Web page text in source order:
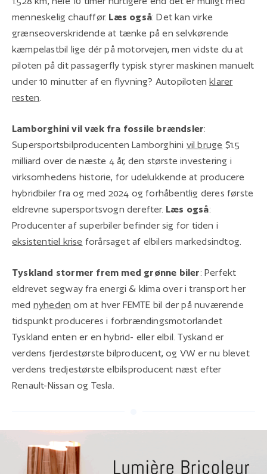
menneskelig chauffør. Læs også: Det kan virke
grænseoverskridende at tænke på en selvkørende
kæmpelastbil lige dér på motorvejen, men vidste du at
piloten på dit passagerfly typisk styrer maskinen manuelt
under 10 minutter af en flyvning? Autopilotenklarer
resten
Lamborghini vil væk fra fossile brændsler:
Supersportsbilproducenten Lamborghini vil bruge $1.5
milliard over de næste 4 år, den største investering i
virksomhedens historie, for udelukkende at producere
hybridbiler fra og med 2024 og forhåbentlig deres første
eldrevne supersportsvogn derefter. Læs også:
Producenter af superbiler befinder sig for tiden i
eksistentiel krise forårsaget af elbilers markedsindtog.
Tyskland stormer frem med grønne biler: Perfekt
eldrevet segway fra energi & klima over i transport her
med nyheden om at hver FEMTE bil der på nuværende
tidspunkt produceres i forbrændingsmotorlandet
Tyskland enten er en hybrid- eller elbil. Tyskand er
verdens fjerdestørste bilproducent, og VW er nu blevet
verdens tredjestørste elbilsproducent næst efter
Renault-Nissan og Tesla.